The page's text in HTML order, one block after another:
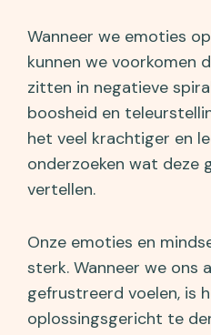
Wanneer we emoties
kunnen we voorkomen
zitten in negatieve
boosheid en
het veel krachtiger en
onderzoeken wat deze
vertellen.
Onze emoties en
sterk. Wanneer we ons
gefrustreerd voelen, is
oplossingsgericht te